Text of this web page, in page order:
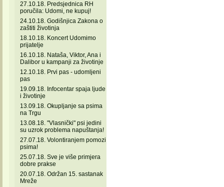
27.10.18. Predsjednica RH
poručila: Udomi, ne kupuj!
24.10.18. Godišnjica Zakona o
zaštiti životinja
18.10.18. Koncert Udomimo
prijatelje
16.10.18. Nataša, Viktor, Ana i
Dalibor u kampanji za životinje
12.10.18. Prvi pas - udomljeni
pas
19.09.18. Infocentar spaja ljude
i životinje
13.09.18. Okupljanje sa psima
na Trgu
13.08.18. "Vlasnički" psi jedini
su uzrok problema napuštanja!
27.07.18. Volontiranjem pomozi
psima!
25.07.18. Sve je više primjera
dobre prakse
20.07.18. Održan 15. sastanak
Mreže